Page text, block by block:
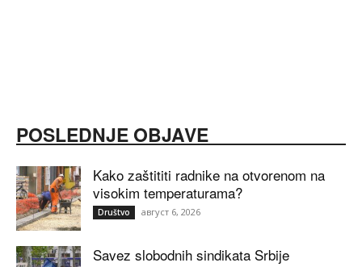
POSLEDNJE OBJAVE
Kako zaštititi radnike na otvorenom na
visokim temperaturama?
Društvo август 6, 2026
Savez slobodnih sindikata Srbije